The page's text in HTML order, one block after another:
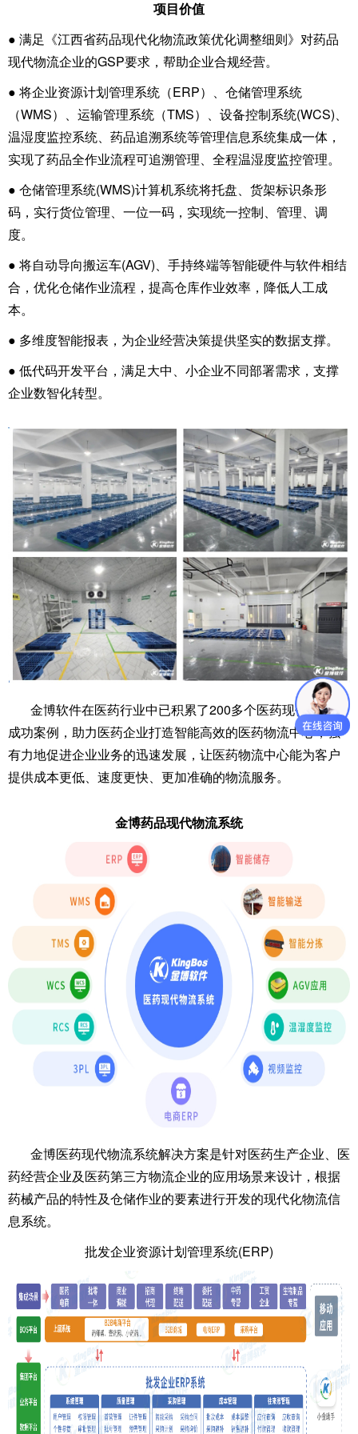
项目价值
● 满足《江西省药品现代化物流政策优化调整细则》对药品
现代物流企业的GSP要求，帮助企业合规经营。
● 将企业资源计划管理系统（ERP）、仓储管理系统
（WMS）、运输管理系统（TMS）、设备控制系统(WCS)、
温湿度监控系统、药品追溯系统等管理信息系统集成一体，
实现了药品全作业流程可追溯管理、全程温湿度监控管理。
● 仓储管理系统(WMS)计算机系统将托盘、货架标识条形
码，实行货位管理、一位一码，实现统一控制、管理、调
度。
● 将自动导向搬运车(AGV)、手持终端等智能硬件与软件相结
合，优化仓储作业流程，提高仓库作业效率，降低人工成
本。
● 多维度智能报表，为企业经营决策提供坚实的数据支撑。
● 低代码开发平台，满足大中、小企业不同部署需求，支撑
企业数智化转型。
金博软件在医药行业中已积累了200多个医药现代化物流
成功案例，助力医药企业打造智能高效的医药物流中心，强
有力地促进企业业务的迅速发展，让医药物流中心能为客户
提供成本更低、速度更快、更加准确的物流服务。
金博药品现代物流系统
金博医药现代物流系统解决方案是针对医药生产企业、医
药经营企业及医药第三方物流企业的应用场景来设计，根据
药械产品的特性及仓储作业的要素进行开发的现代化物流信
息系统。
批发企业资源计划管理系统(ERP)